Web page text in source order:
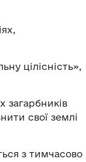
цілісність»,
загарбників
свої землі
з тимчасово